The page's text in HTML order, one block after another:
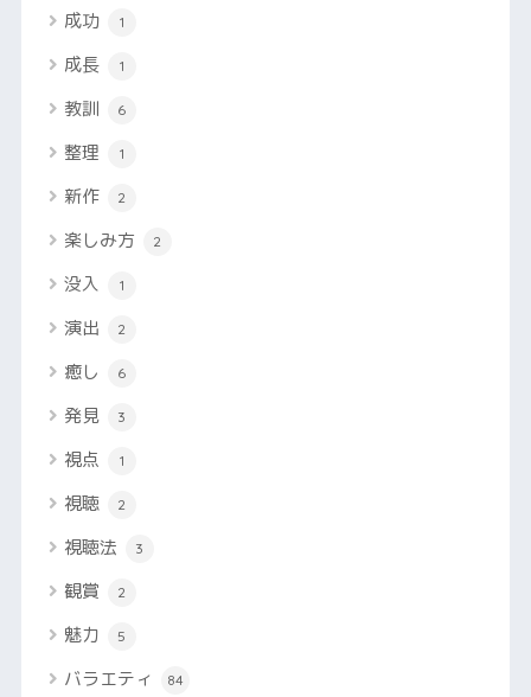
成功 1
成長 1
教訓 6
整理 1
新作 2
楽しみ方 2
没入 1
演出 2
癒し 6
発見 3
視点 1
視聴 2
視聴法 3
観賞 2
魅力 5
バラエティ 84